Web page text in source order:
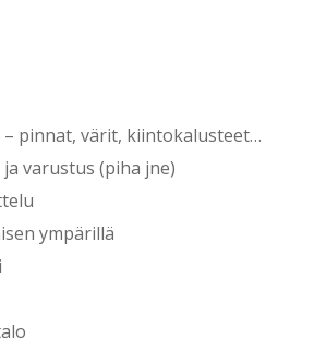
– pinnat, värit, kiintokalusteet…
varustus (piha jne)
ympärillä